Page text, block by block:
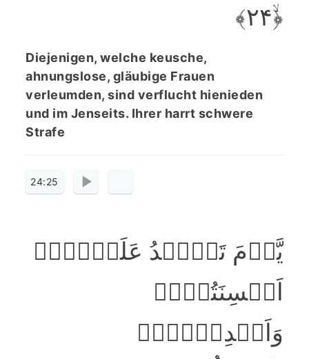
﴿ۙ۲۴﴾
Diejenigen, welche keusche,
ahnungslose, gläubige Frauen
verleumden, sind verflucht hienieden
und im Jenseits. Ihrer harrt schwere
Strafe
24:25
یَّوۡمَ تَشۡہَدُ عَلَیۡہِمۡ
اَلۡسِنَتُہُمۡ
وَاَیۡدِیۡہِمۡ